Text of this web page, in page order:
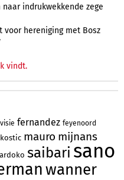
indrukwekkende zege
voor hereniging met Bosz
vindt.
fernandez feyenoord
kostic mauro mijnans
saibari sano
wanner